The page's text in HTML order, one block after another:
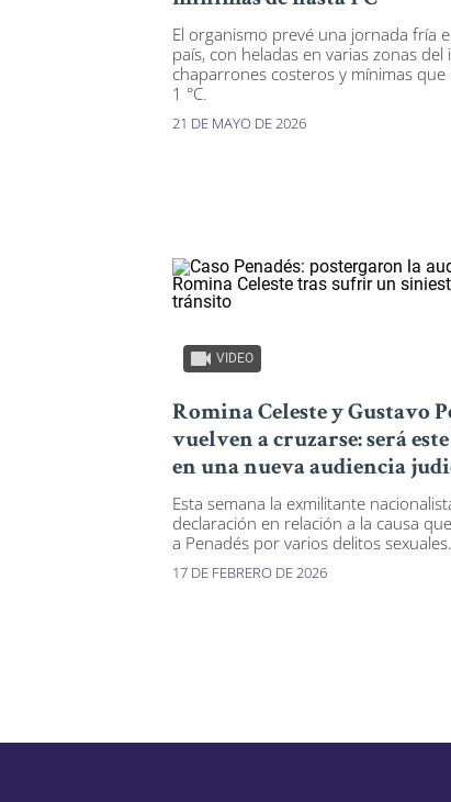
El organismo prevé una jornada fría
país, con heladas en varias zonas del
chaparrones costeros y mínimas que
1 °C.
21 DE MAYO DE 2026
VIDEO
Romina Celeste y Gustavo
vuelven a cruzarse: será
en una nueva audiencia
Esta semana la exmilitante
declaración en relación a la causa
a Penadés por varios delitos sexuales.
17 DE FEBRERO DE 2026